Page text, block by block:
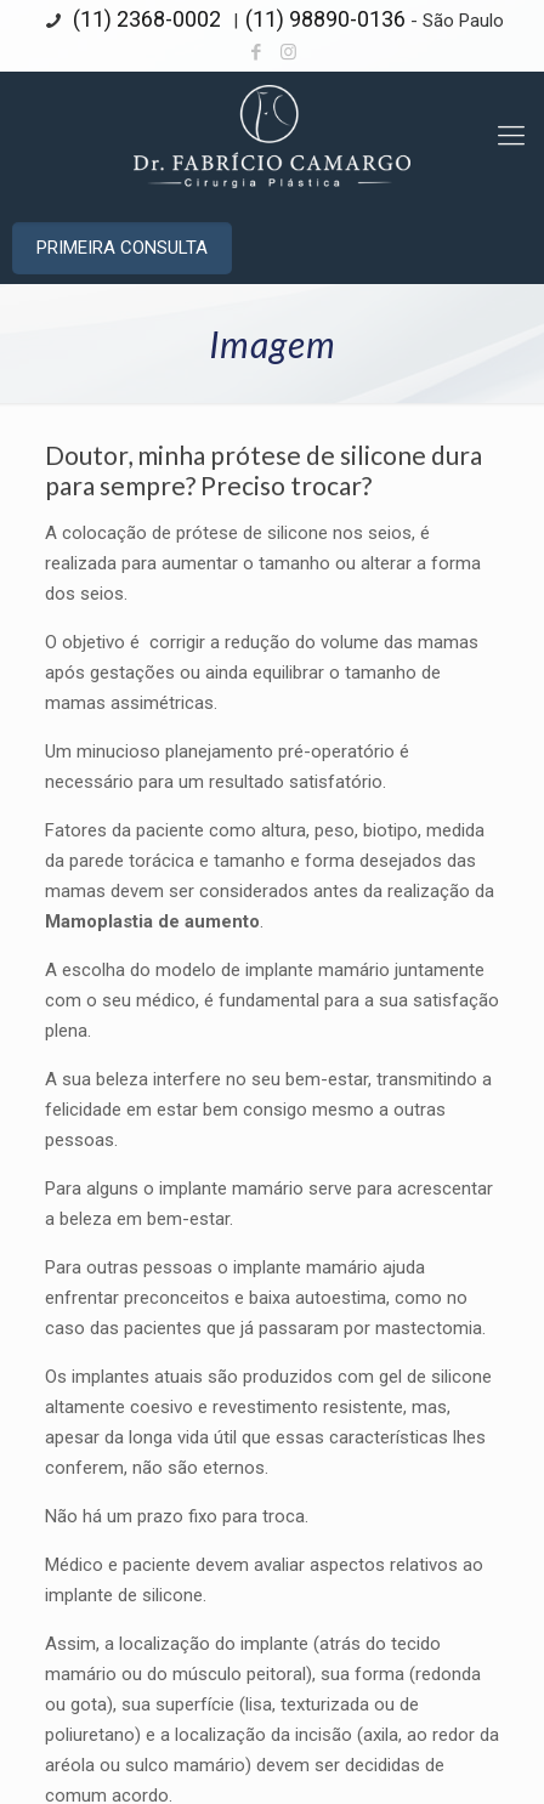
(11) 2368-0002 | (11) 98890-0136 - São Paulo
PRIMEIRA CONSULTA
Imagem
Doutor, minha prótese de silicone dura
para sempre? Preciso trocar?
A colocação de prótese de silicone nos seios, é
realizada para aumentar o tamanho ou alterar a forma
dos seios.
O objetivo é corrigir a redução do volume das mamas
após gestações ou ainda equilibrar o tamanho de
mamas assimétricas.
Um minucioso planejamento pré-operatório é
necessário para um resultado satisfatório.
Fatores da paciente como altura, peso, biotipo, medida
da parede torácica e tamanho e forma desejados das
mamas devem ser considerados antes da realização da
Mamoplastia de aumento.
A escolha do modelo de implante mamário juntamente
com o seu médico, é fundamental para a sua satisfação
plena.
A sua beleza interfere no seu bem-estar, transmitindo a
felicidade em estar bem consigo mesmo a outras
pessoas.
Para alguns o implante mamário serve para acrescentar
a beleza em bem-estar.
Para outras pessoas o implante mamário ajuda
enfrentar preconceitos e baixa autoestima, como no
caso das pacientes que já passaram por mastectomia.
Os implantes atuais são produzidos com gel de silicone
altamente coesivo e revestimento resistente, mas,
apesar da longa vida útil que essas características lhes
conferem, não são eternos.
Não há um prazo fixo para troca.
Médico e paciente devem avaliar aspectos relativos ao
implante de silicone.
Assim, a localização do implante (atrás do tecido
mamário ou do músculo peitoral), sua forma (redonda
ou gota), sua superfície (lisa, texturizada ou de
poliuretano) e a localização da incisão (axila, ao redor da
aréola ou sulco mamário) devem ser decididas de
comum acordo.